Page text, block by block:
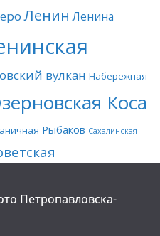
Ленин Ленина
вулкан Набережная
Коса
Рыбаков Сахалинская
Петропавловска-